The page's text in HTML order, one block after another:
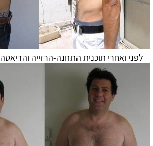
לפני ואחרי תוכנית התזונה-הרזייה והדיאטה